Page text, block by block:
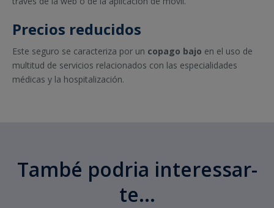
Precios reducidos
Este seguro se caracteriza por un copago bajo en el uso de
multitud de servicios relacionados con las especialidades
médicas y la hospitalización.
També podria interessar-
te...